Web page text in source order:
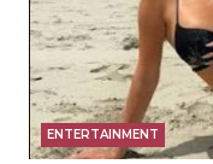
ENTERTAINMENT